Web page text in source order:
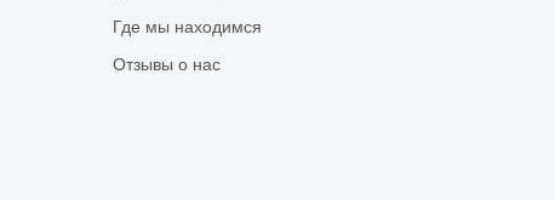
Где мы находимся
Отзывы о нас